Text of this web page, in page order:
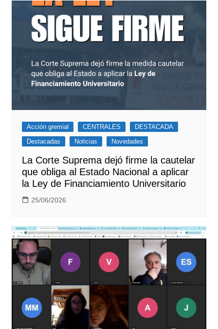
Acción gremial CENTRALES
DESTACADA
Destacadas
Noticias Novedades
La Corte Suprema dejó firme la cautelar
que obliga al Estado Nacional a aplicar
la Ley de Financiamiento Universitario
25/06/2026